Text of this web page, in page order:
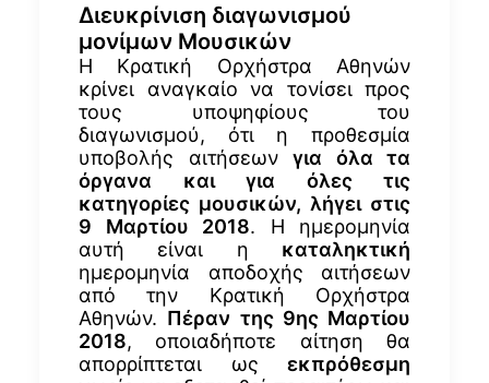
Διευκρίνιση διαγωνισμού
μονίμων Μουσικών
Η Κρατική Ορχήστρα Αθηνών
κρίνει αναγκαίο να τονίσει προς
τους υποψηφίους του
διαγωνισμού, ότι η προθεσμία
υποβολής αιτήσεων για όλα τα
όργανα και για όλες τις
κατηγορίες μουσικών, λήγει στις
9 Μαρτίου 2018. Η ημερομηνία
αυτή είναι η καταληκτική
ημερομηνία αποδοχής αιτήσεων
από την Κρατική Ορχήστρα
Αθηνών. Πέραν της 9ης Μαρτίου
2018, οποιαδήποτε αίτηση θα
απορρίπτεται ως εκπρόθεσμη